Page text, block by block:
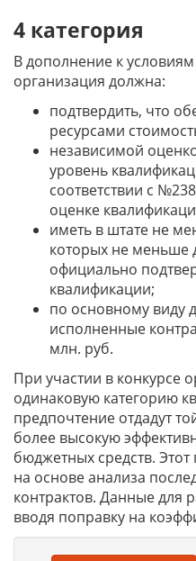
4 категория
В дополнение к
организация должна:
подтвердить, что
ресурсами
независимой
уровень
соответствии с
оценке
иметь в штате не
которых не меньше
официально
квалификации;
по основному виду
исполненные
млн. руб.
При участии в конкурсе
одинаковую категорию
предпочтение отдадут
более высокую
бюджетных средств.
на основе анализа
контрактов. Данные для
вводя поправку на